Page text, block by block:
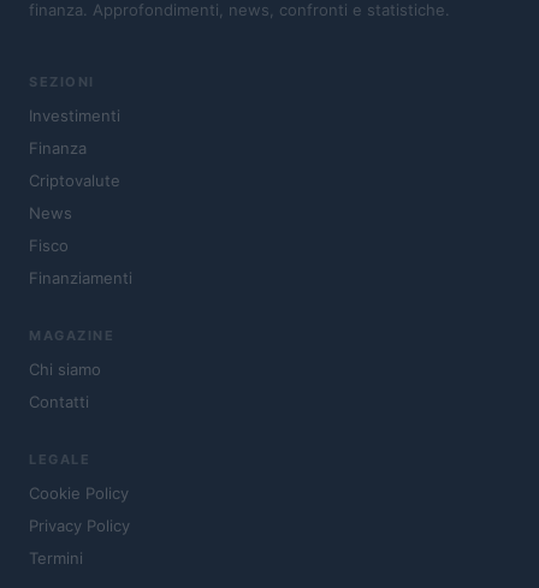
finanza. Approfondimenti, news, confronti e statistiche.
SEZIONI
Investimenti
Finanza
Criptovalute
News
Fisco
Finanziamenti
MAGAZINE
Chi siamo
Contatti
LEGALE
Cookie Policy
Privacy Policy
Termini